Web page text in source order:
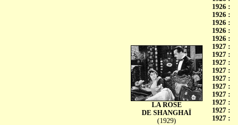
LA ROSE
DE SHANGHAÏ
(1929)
1926 :
1926 :
1926 :
1926 :
1926 :
1927 :
1927 :
1927 :
1927 :
1927 :
1927 :
1927 :
1927 :
1927 :
1927 :